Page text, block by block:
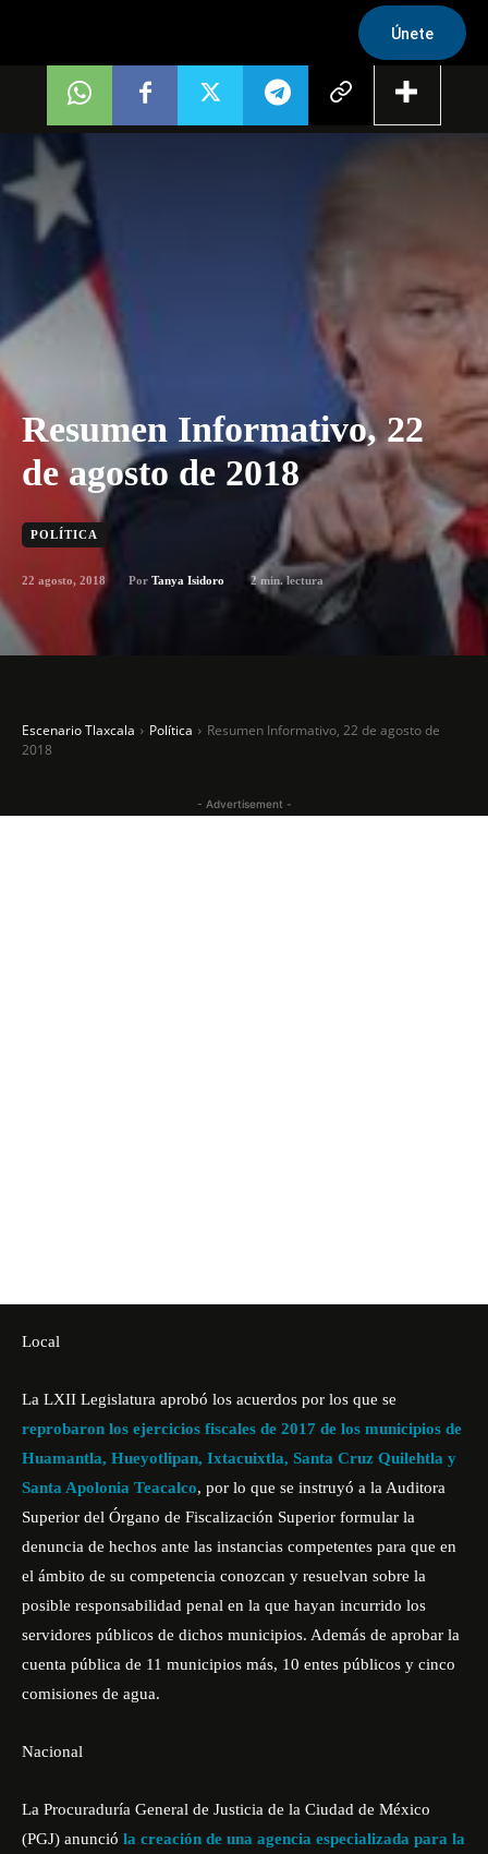
Únete
Resumen Informativo, 22
de agosto de 2018
POLÍTICA
22 agosto, 2018 Por Tanya Isidoro 2 min. lectura
Escenario Tlaxcala Política
Resumen Informativo, 22 de agosto de
2018
- Advertisement -
Local
La LXII Legislatura aprobó los acuerdos por los que se
reprobaron los ejercicios fiscales de 2017 de los municipios de
Huamantla, Hueyotlipan, Ixtacuixtla, Santa Cruz Quilehtla y
Santa Apolonia Teacalco, por lo que se instruyó a la Auditora
Superior del Órgano de Fiscalización Superior formular la
denuncia de hechos ante las instancias competentes para que en
el ámbito de su competencia conozcan y resuelvan sobre la
posible responsabilidad penal en la que hayan incurrido los
servidores públicos de dichos municipios. Además de aprobar la
cuenta pública de 11 municipios más, 10 entes públicos y cinco
comisiones de agua.
Nacional
La Procuraduría General de Justicia de la Ciudad de México
(PGJ) anunció la creación de una agencia especializada para la